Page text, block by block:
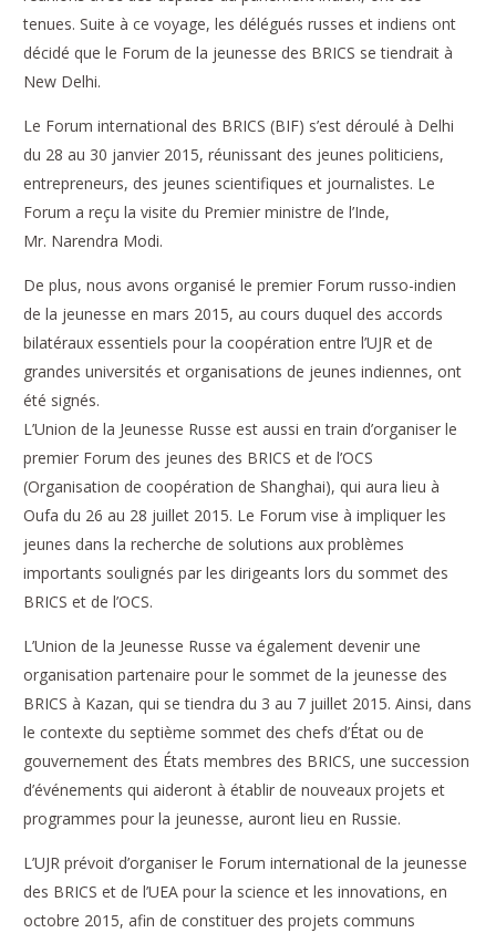
tenues. Suite à ce voyage, les délégués russes et indiens ont
décidé que le Forum de la jeunesse des BRICS se tiendrait à
New Delhi.
Le Forum international des BRICS (BIF) s’est déroulé à Delhi
du 28 au 30 janvier 2015, réunissant des jeunes politiciens,
entrepreneurs, des jeunes scientifiques et journalistes. Le
Forum a reçu la visite du Premier ministre de l’Inde,
Mr. Narendra Modi.
De plus, nous avons organisé le premier Forum russo-indien
de la jeunesse en mars 2015, au cours duquel des accords
bilatéraux essentiels pour la coopération entre l’UJR et de
grandes universités et organisations de jeunes indiennes, ont
été signés.
L’Union de la Jeunesse Russe est aussi en train d’organiser le
premier Forum des jeunes des BRICS et de l’OCS
(Organisation de coopération de Shanghai), qui aura lieu à
Oufa du 26 au 28 juillet 2015. Le Forum vise à impliquer les
jeunes dans la recherche de solutions aux problèmes
importants soulignés par les dirigeants lors du sommet des
BRICS et de l’OCS.
L’Union de la Jeunesse Russe va également devenir une
organisation partenaire pour le sommet de la jeunesse des
BRICS à Kazan, qui se tiendra du 3 au 7 juillet 2015. Ainsi, dans
le contexte du septième sommet des chefs d’État ou de
gouvernement des États membres des BRICS, une succession
d’événements qui aideront à établir de nouveaux projets et
programmes pour la jeunesse, auront lieu en Russie.
L’UJR prévoit d’organiser le Forum international de la jeunesse
des BRICS et de l’UEA pour la science et les innovations, en
octobre 2015, afin de constituer des projets communs